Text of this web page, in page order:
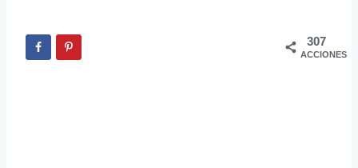
307
ACCIONES